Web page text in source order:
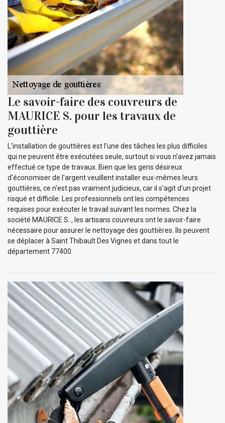
Le savoir-faire des couvreurs de
MAURICE S. pour les travaux de
gouttière
L'installation de gouttières est l'une des tâches les plus difficiles
qui ne peuvent être exécutées seule, surtout si vous n’avez jamais
effectué ce type de travaux. Bien que les gens désireux
d'économiser de l'argent veuillent installer eux-mêmes leurs
gouttières, ce n'est pas vraiment judicieux, car il s'agit d'un projet
risqué et difficile. Les professionnels ont les compétences
requises pour exécuter le travail suivant les normes. Chez la
société MAURICE S. , les artisans couvreurs ont le savoir-faire
nécessaire pour assurer le nettoyage des gouttières. Ils peuvent
se déplacer à Saint Thibault Des Vignes et dans tout le
département 77400.